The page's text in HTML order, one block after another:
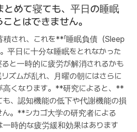
とめて寝ても、平日の睡眠
とはできません。
され、これを**「睡眠負債（Sleep
平日に十分な睡眠をとれなかった
と一時的に疲労が解消されるかも
ズムが乱れ、月曜の朝にはさらに
高くなります。**研究によると、**
、認知機能の低下や代謝機能の損
。**シカゴ大学の研究者による
一時的な疲労緩和効果はあります